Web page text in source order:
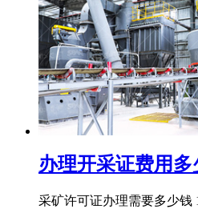
办理开采证费用
采矿许可证办理需要多少钱